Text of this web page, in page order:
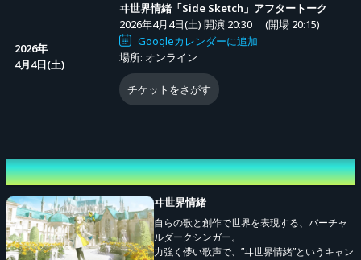
2026年
4月4日(土)
ヰ世界情緒「Side Sketch」アフタートーク
2026年4月4日(土) 開演 20:30
(開場 20:15)
Googleカレンダーに追加
場所: オンライン
チケットをさがす
出演者
ヰ世界情緒
自らの歌と創作で世界を表現する、バーチャ
ルダークシンガー。
力強く儚い歌声で、”ヰ世界情緒”というキャン